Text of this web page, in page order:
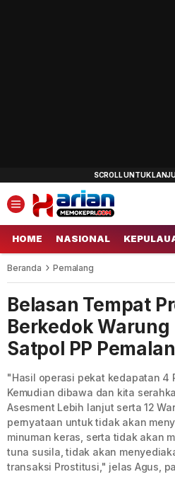
HOME NASIONAL
Beranda Pemalang
Belasan Tempat
Berkedok Warung
Satpol PP
"Hasil operasi pekat kedapatan 4
Kemudian dibawa dan kita
Asesment Lebih lanjut serta 12
pernyataan untuk tidak akan
minuman keras, serta tidak akan
tuna susila, tidak akan
transaksi Prostitusi," jelas Agus,